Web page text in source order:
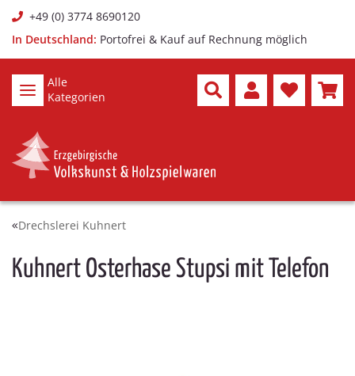
+49 (0) 3774 8690120
In Deutschland: Portofrei & Kauf auf Rechnung möglich
Alle
Kategorien
Drechslerei Kuhnert
Kuhnert Osterhase Stupsi mit Telefon